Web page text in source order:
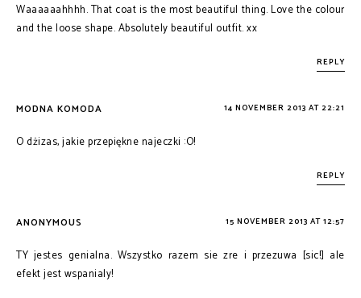
Waaaaaahhhh. That coat is the most beautiful thing. Love the colour
and the loose shape. Absolutely beautiful outfit. xx
REPLY
MODNA KOMODA 14 NOVEMBER 2013 AT 22:21
O dżizas, jakie przepiękne najeczki :O!
REPLY
ANONYMOUS 15 NOVEMBER 2013 AT 12:57
TY jestes genialna. Wszystko razem sie zre i przezuwa [sic!] ale
efekt jest wspanialy!